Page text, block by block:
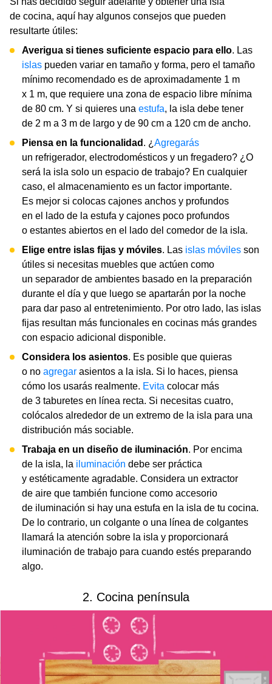
de cocina, aquí hay algunos consejos que pueden
resultarte útiles:
Averigua si tienes suficiente espacio para ello. Las
islas pueden variar en tamaño y forma, pero el tamaño
mínimo recomendado es de aproximadamente 1 m
x 1 m, que requiere una zona de espacio libre mínima
de 80 cm. Y si quieres una estufa, la isla debe tener
de 2 m a 3 m de largo y de 90 cm a 120 cm de ancho.
Piensa en la funcionalidad . ¿ Agregarás
un refrigerador, electrodomésticos y un fregadero? ¿O
será la isla solo un espacio de trabajo? En cualquier
caso, el almacenamiento es un factor importante.
Es mejor si colocas cajones anchos y profundos
en el lado de la estufa y cajones poco profundos
o estantes abiertos en el lado del comedor de la isla.
Elige entre islas fijas y móviles. Las islas móviles son
útiles si necesitas muebles que actúen como
un separador de ambientes basado en la preparación
durante el día y que luego se apartarán por la noche
para dar paso al entretenimiento. Por otro lado, las islas
fijas resultan más funcionales en cocinas más grandes
con espacio adicional disponible.
Considera los asientos. Es posible que quieras
o no agregar asientos a la isla. Si lo haces, piensa
cómo los usarás realmente. Evita colocar más
de 3 taburetes en línea recta. Si necesitas cuatro,
colócalos alrededor de un extremo de la isla para una
distribución más sociable.
Trabaja en un diseño de iluminación. Por encima
de la isla, la iluminación debe ser práctica
y estéticamente agradable. Considera un extractor
de aire que también funcione como accesorio
de iluminación si hay una estufa en la isla de tu cocina.
De lo contrario, un colgante o una línea de colgantes
llamará la atención sobre la isla y proporcionará
iluminación de trabajo para cuando estés preparando
algo.
2. Cocina península